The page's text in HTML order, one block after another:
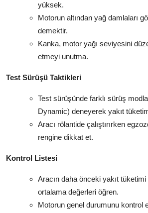
yüksek.
Motorun altından yağ damlaları
demektir.
Kanka, motor yağı seviyesini
etmeyi unutma.
Test Sürüşü Taktikleri
Test sürüşünde farklı sürüş
Dynamic) deneyerek yakıt
Aracı rölantide çalıştırırken
rengine dikkat et.
Kontrol Listesi
Aracın daha önceki yakıt tüketimi
ortalama değerleri öğren.
Motorun genel durumunu kontrol